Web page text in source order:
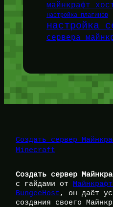
майнкрафт
настройка плагинов
настройка
сервера
Создать сервер
Minecraft
Создать сервер
с гайдами от
BungeeHost, он даёт
создания своего